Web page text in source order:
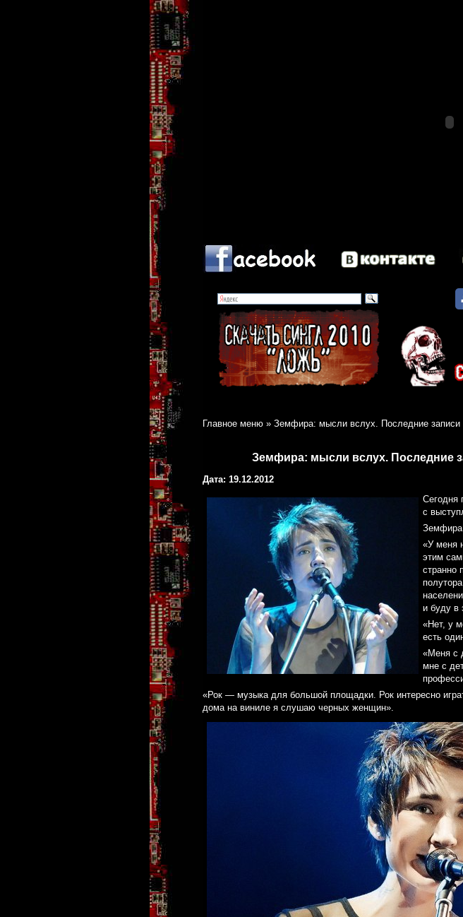
Главное меню » Земфира: мысли вслух. Последние записи
Земфира: мысли вслух. Последние
Дата: 19.12.2012
Сегодня
с
Земфира
«У меня
этим
странно
и буду в
«Нет, у
есть
«Меня с
мне с
«Рок — музыка для большой площадки. Рок интересно
дома на виниле я слушаю черных женщин».